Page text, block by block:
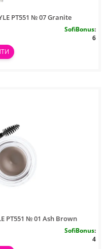
PT551 № 07 Granite
SofiBonus:
6
PT551 № 01 Ash Brown
SofiBonus:
4